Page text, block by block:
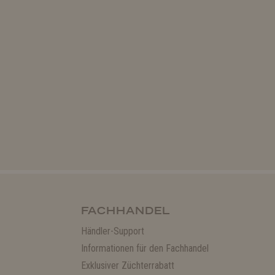
FACHHANDEL
Händler-Support
Informationen für den Fachhandel
Exklusiver Züchterrabatt